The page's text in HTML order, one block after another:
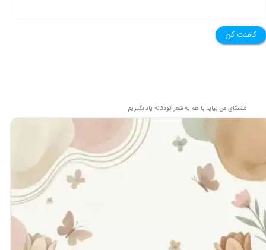
کامنت کن
قشنگای من بيايد با هم یه شعر کودکانه ياد بگیریم